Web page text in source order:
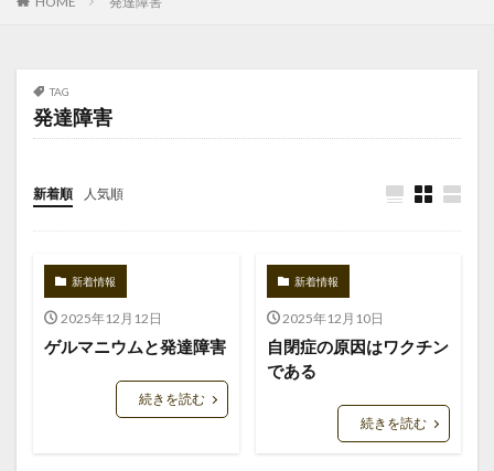
TAG
発達障害
新着順 人気順
新着情報
2025年12月12日
ゲルマニウムと発達障害
続きを読む
新着情報
2025年12月10日
自閉症の原因はワクチン
である
続きを読む